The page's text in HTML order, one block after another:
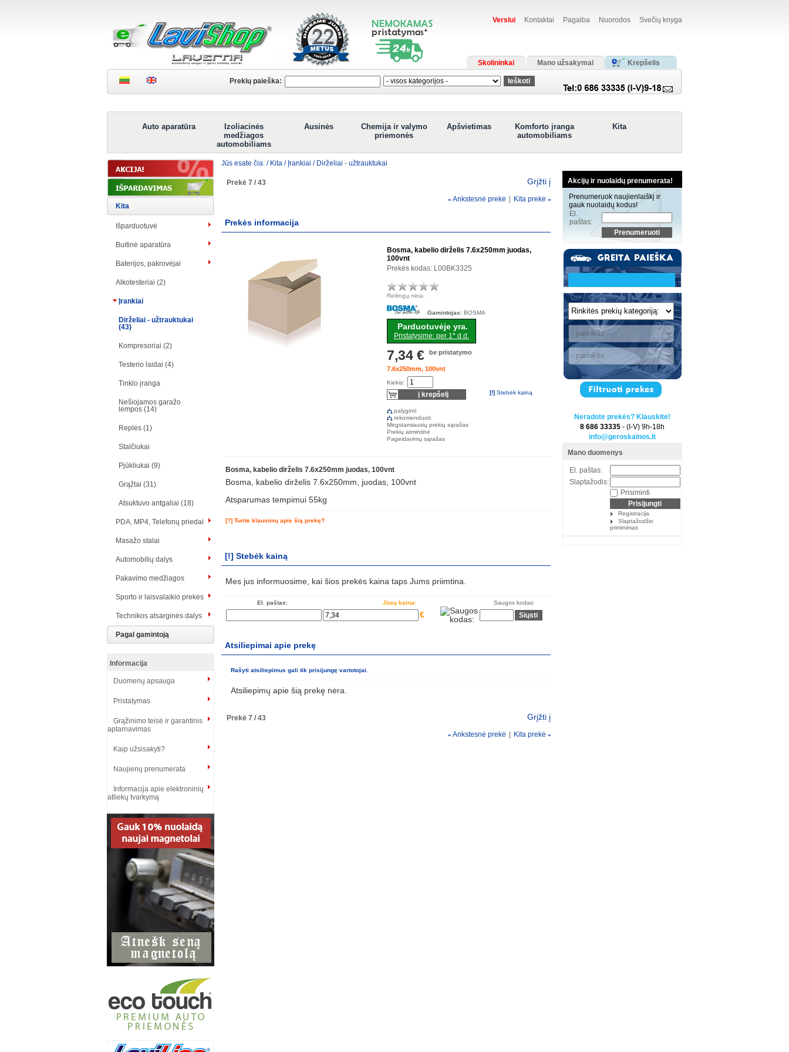
Verslui Kontaktai Pagalba Nuorodos Svečių knyga
Skolininkai Mano užsakymai Krepšelis
Prekių paieška:
Auto aparatūra
Izoliacinės
medžiagos
automobiliams
Ausinės
Chemija ir valymo
priemonės
Apšvietimas
Komforto įranga
automobiliams
Kita
Kita
Išparduotuvė
Buitinė aparatūra
Baterijos, pakrovėjai
Alkotesteriai (2)
Įrankiai
Dirželiai - užtrauktukai
(43)
Kompresoriai (2)
Testerio laidai (4)
Tinklo įranga
Nešiojamos garažo
lempos (14)
Replės (1)
Stalčiukai
Pjūkliukai (9)
Grąžtai (31)
Atsuktuvo antgaliai (18)
PDA, MP4, Telefonų priedai
Masažo stalai
Automobilių dalys
Pakavimo medžiagos
Sporto ir laisvalaikio prekės
Technikos atsarginės dalys
Pagal gamintoją
Informacija
Duomenų apsauga
Pristatymas
Grąžinimo teisė ir garantinis
aptarnavimas
Kaip užsisakyti?
Naujienų prenumerata
Informacija apie elektroninių
atliekų tvarkymą
Jūs esate čia: / Kita / Įrankiai / Dirželiai - užtrauktukai
Akcijų ir nuolaidų prenumerata!
Prenumeruok naujienlaiškį ir
gauk nuolaidų kodus!
El.
paštas:
Neradote prekės? Klauskite!
8 686 33335 - (I-V) 9h-18h
info@geroskainos.lt
Mano duomenys
El. paštas:
Slaptažodis:
Prisiminti
Registracija
Slaptažodžio
priminimas
Prekė 7 / 43 Grįžti į
« Ankstesnė prekė | Kita prekė »
Prekės informacija
Bosma, kabelio dirželis 7.6x250mm juodas,
100vnt
Prekės kodas: L00BK3325
Reitingų nėra.
Gamintojas: BOSMA
Parduotuvėje yra.
Pristatysime: per 1* d.d.
7,34 € be pristatymo
7.6x250mm, 100vnt
Kiekis:
[!] Stebėk kainą
palyginti
rekomenduoti
Mėgstamiausių prekių sąrašas
Prekių atmintinė
Pageidavimų sąrašas
Bosma, kabelio dirželis 7.6x250mm juodas, 100vnt
Bosma, kabelio dirželis 7.6x250mm, juodas, 100vnt
Atsparumas tempimui 55kg
[?] Turite klausimų apie šią prekę?
[!] Stebėk kainą
Mes jus informuosime, kai šios prekės kaina taps Jums priimtina.
El. paštas: Jūsų kaina: Saugos kodas:
€
Atsiliepimai apie prekę
Rašyti atsiliepimus gali tik prisijungę vartotojai.
Atsiliepimų apie šią prekę nėra.
Prekė 7 / 43 Grįžti į
« Ankstesnė prekė | Kita prekė »